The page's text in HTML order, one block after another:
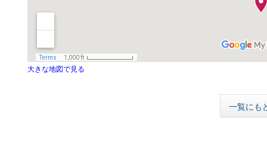
大きな地図で見る
一覧にも